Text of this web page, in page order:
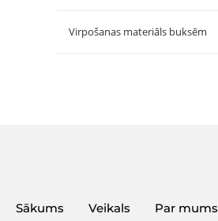
Virpošanas materiāls buksēm
Sākums Veikals Par mums